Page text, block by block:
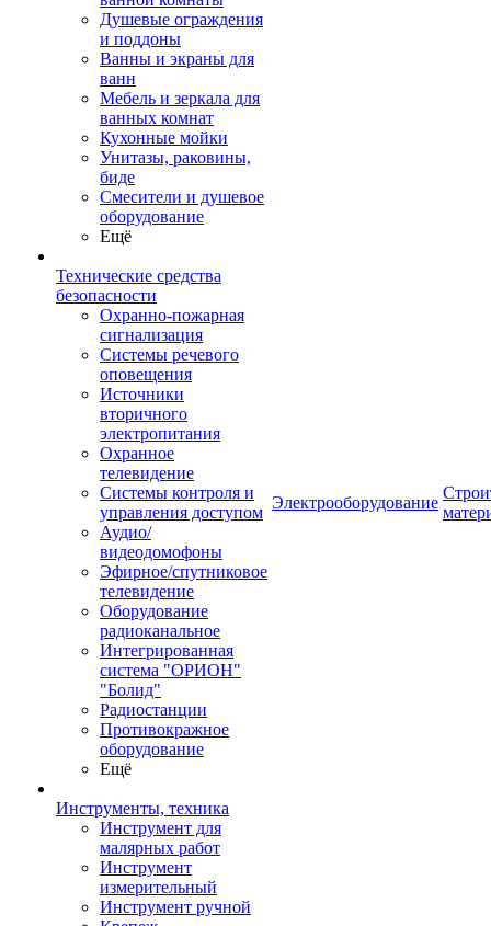
Душевые ограждения
и поддоны
Ванны и экраны для
ванн
Мебель и зеркала для
ванных комнат
Кухонные мойки
Унитазы, раковины,
биде
Смесители и душевое
оборудование
Ещё
Технические средства
безопасности
Охранно-пожарная
сигнализация
Системы речевого
оповещения
Источники
вторичного
электропитания
Охранное
телевидение
Системы контроля и
управления доступом
Аудио/
видеодомофоны
Эфирное/спутниковое
телевидение
Оборудование
радиоканальное
Интегрированная
система "ОРИОН"
"Болид"
Радиостанции
Противокражное
оборудование
Ещё
Инструменты, техника
Инструмент для
малярных работ
Инструмент
измерительный
Инструмент ручной
Электрооборудование